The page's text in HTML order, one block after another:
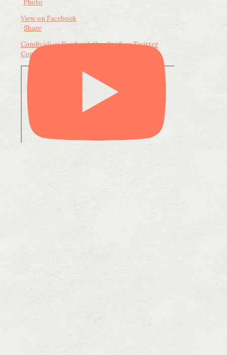
Photo
View on Facebook
· Share
Condividi su FacebookCondividi su Twitter
Condividi su LinkedIn